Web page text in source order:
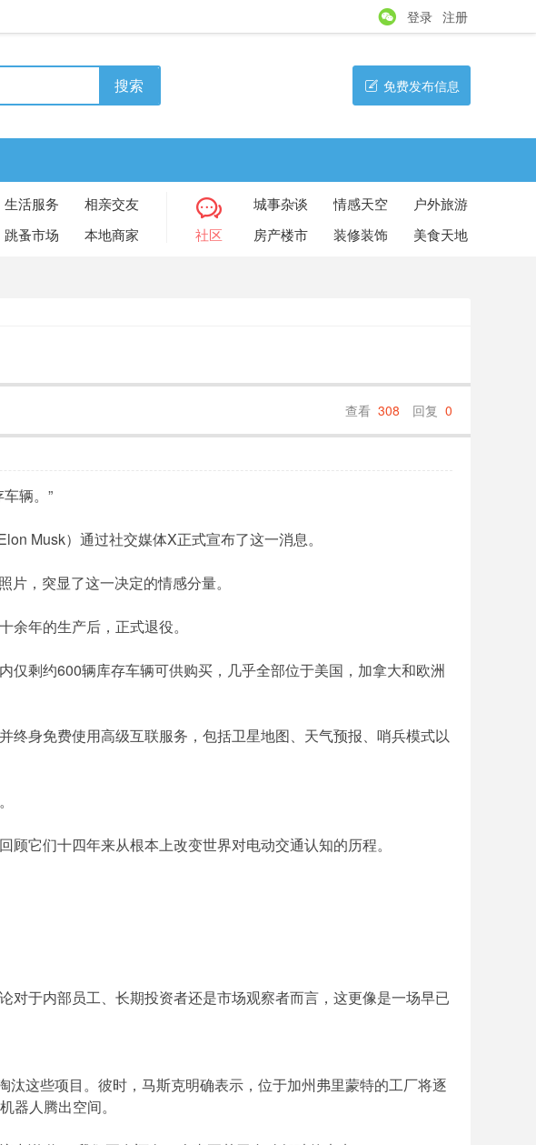
登录 注册
搜索 免费发布信息
生活服务
相亲交友
跳蚤市场
本地商家 社区
城事杂谈 情感天空
户外旅游
房产楼市
装修装饰 美食天地
查看 308 回复 0
辆。”
Musk）通过社交媒体X正式宣布了这一消息。
，突显了这一决定的情感分量。
年的生产后，正式退役。
仅剩约600辆库存车辆可供购买，几乎全部位于美国，加拿大和欧洲
身免费使用高级互联服务，包括卫星地图、天气预报、哨兵模式以
它们十四年来从根本上改变世界对电动交通认知的历程。
于内部员工、长期投资者还是市场观察者而言，这更像是一场早已
这些项目。彼时，马斯克明确表示，位于加州弗里蒙特的工厂将逐
器人腾出空间。